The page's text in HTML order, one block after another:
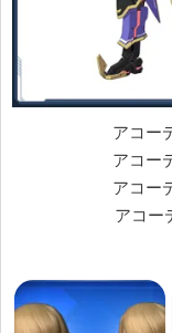
アコー
アコー
アコー
アコー